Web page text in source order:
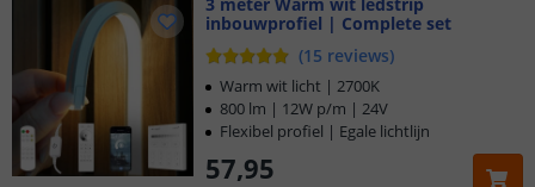
Klantbeoordeling 9.1
Voor 23:45 uur besteld,morgen in huis
inbouwprofiel | Complete set
(15 reviews)
57,95
Warm wit licht | 2700K
800 lm | 12W p/m | 24V
Flexibel profiel | Egale lichtlijn